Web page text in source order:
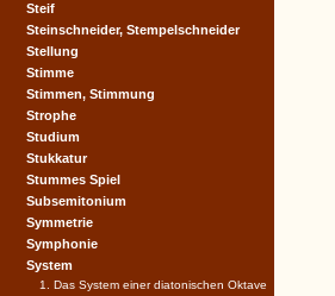
Steif
Steinschneider, Stempelschneider
Stellung
Stimme
Stimmen, Stimmung
Strophe
Studium
Stukkatur
Stummes Spiel
Subsemitonium
Symmetrie
Symphonie
System
1. Das System einer diatonischen Oktave